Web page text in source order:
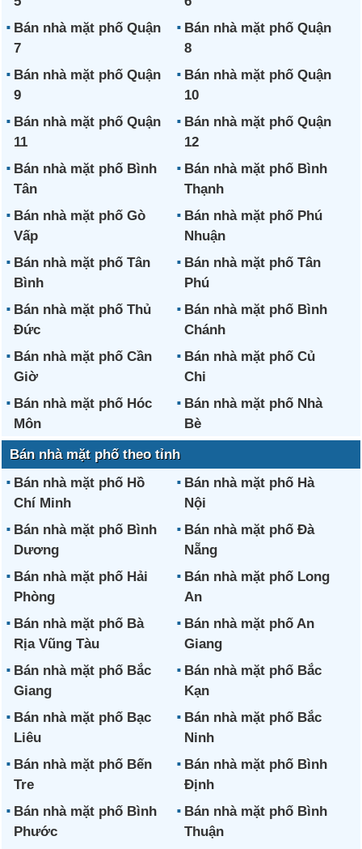
Bán nhà mặt phố Quận
7
Bán nhà mặt phố Quận
8
Bán nhà mặt phố Quận
9
Bán nhà mặt phố Quận
10
Bán nhà mặt phố Quận
11
Bán nhà mặt phố Quận
12
Bán nhà mặt phố Bình
Tân
Bán nhà mặt phố Bình
Thạnh
Bán nhà mặt phố Gò
Vấp
Bán nhà mặt phố Phú
Nhuận
Bán nhà mặt phố Tân
Bình
Bán nhà mặt phố Tân
Phú
Bán nhà mặt phố Thủ
Đức
Bán nhà mặt phố Bình
Chánh
Bán nhà mặt phố Cần
Giờ
Bán nhà mặt phố Củ
Chi
Bán nhà mặt phố Hóc
Môn
Bán nhà mặt phố Nhà
Bè
Bán nhà mặt phố theo tỉnh
Bán nhà mặt phố Hồ
Chí Minh
Bán nhà mặt phố Hà
Nội
Bán nhà mặt phố Bình
Dương
Bán nhà mặt phố Đà
Nẵng
Bán nhà mặt phố Hải
Phòng
Bán nhà mặt phố Long
An
Bán nhà mặt phố Bà
Rịa Vũng Tàu
Bán nhà mặt phố An
Giang
Bán nhà mặt phố Bắc
Giang
Bán nhà mặt phố Bắc
Kạn
Bán nhà mặt phố Bạc
Liêu
Bán nhà mặt phố Bắc
Ninh
Bán nhà mặt phố Bến
Tre
Bán nhà mặt phố Bình
Định
Bán nhà mặt phố Bình
Phước
Bán nhà mặt phố Bình
Thuận